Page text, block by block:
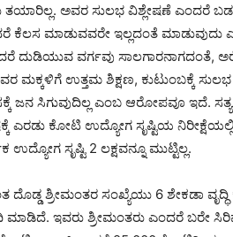
ಅವರ ಸುಲಭ ವಿಶ್ಲೇಷಣೆ ಎಂದರೆ
ಕೆಲಸ ಮಾಡುವವರೇ ಇಲ್ಲದಂತೆ ಮಾಡುವುದು
ದುಡಿಯುವ ವರ್ಗವು ಸಾಲಗಾರನಾಗದಂತೆ,
ಮಕ್ಕಳಿಗೆ ಉತ್ತಮ ಶಿಕ್ಷಣ, ಕುಟುಂಬಕ್ಕೆ
ಜನ ಸಿಗುವುದಿಲ್ಲ ಎಂಬ ಆರೋಪವೂ ಇದೆ.
ಎರಡು ಕೋಟಿ ಉದ್ಯೋಗ ಸೃಷ್ಟಿಯ
ಸೃಷ್ಟಿ 2 ಲಕ್ಷವನ್ನೂ ಮುಟ್ಟಿಲ್ಲ.
ದೊಡ್ಡ ಶ್ರೀಮಂತರ ಸಂಖ್ಯೆಯು 6 ಶೇಕಡಾ
ಇವರು ಶ್ರೀಮಂತರು ಎಂದರೆ ಬರೇ